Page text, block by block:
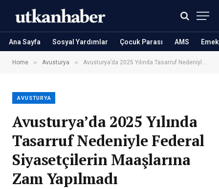
Ana Sayfa Sosyal Yardımlar Çocuk Parası AMS
Home » Avusturya » Avusturya’da 2025 Yılında Tasarruf Nedeniyle Federal Siyasetçilerin Maaşlarına Zam Yapılmadı
AVUSTURYA
Avusturya’da 2025 Yılında
Tasarruf Nedeniyle Federal
Siyasetçilerin Maaşlarına
Zam Yapılmadı